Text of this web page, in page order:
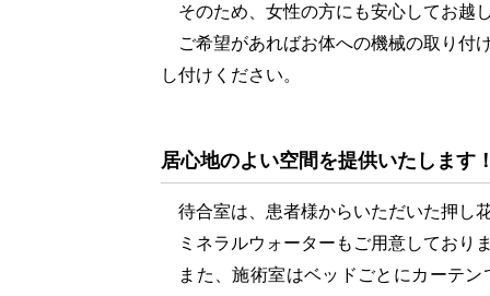
そのため、女性の方にも安心してお越
ご希望があればお体への機械の取り付
し付けください。
居心地のよい空間を提供いたします
待合室は、患者様からいただいた押し
ミネラルウォーターもご用意しており
また、施術室はベッドごとにカーテン